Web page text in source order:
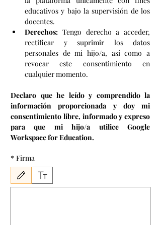
educativos y bajo la supervisión de los
docentes.
Derechos: Tengo derecho a acceder,
rectificar y suprimir los datos
personales de mi hijo/a, así como a
revocar este consentimiento en
cualquier momento.
Declaro que he leído y comprendido la
información proporcionada y doy mi
consentimiento libre, informado y expreso
para que mi hijo/a utilice Google
Workspace for Education.
* Firma
Modo de dibujo seleccionado. Para dibujar, necesitas un